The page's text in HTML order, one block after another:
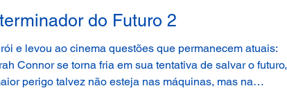
do Futuro 2
e levou ao cinema questões que permanecem atuais:
Connor se torna fria em sua tentativa de salvar o futuro,
perigo talvez não esteja nas máquinas, mas na